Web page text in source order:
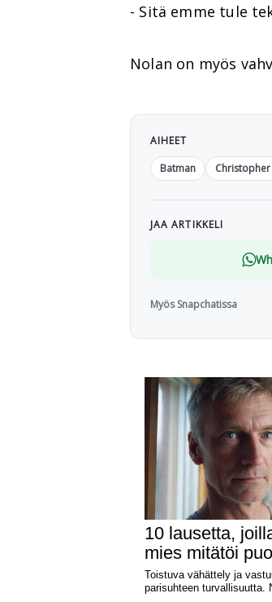
- Sitä emme tule
Nolan on myös
AIHEET
Batman
JAA ARTIKKELI
Myös Snapchatissa